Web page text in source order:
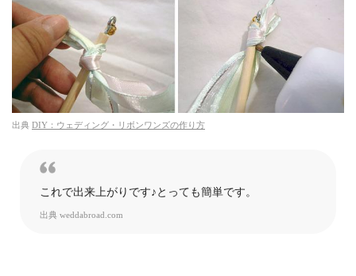
出典 DIY：ウェディング・リボンワンズの作り方
これで出来上がりです♪とっても簡単です。
出典 weddabroad.com